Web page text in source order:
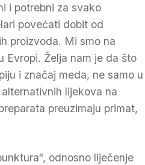
i potrebni za svako
povećati dobit od
proizvoda. Mi smo na
Evropi. Želja nam je da što
i značaj meda, ne samo u
lijekova na
preuzimaju primat,
odnosno liječenje